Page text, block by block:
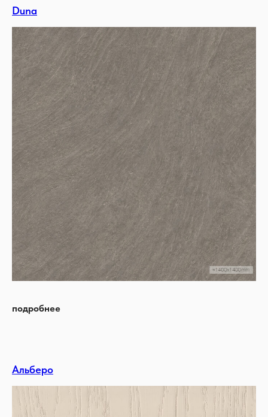
Duna
подробнее
Альберо